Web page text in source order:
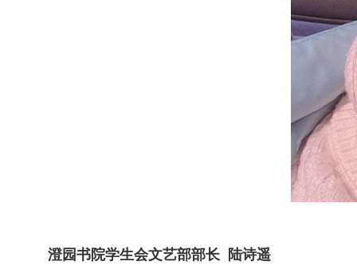
澄园书院学生会文艺部部长 陆诗遥